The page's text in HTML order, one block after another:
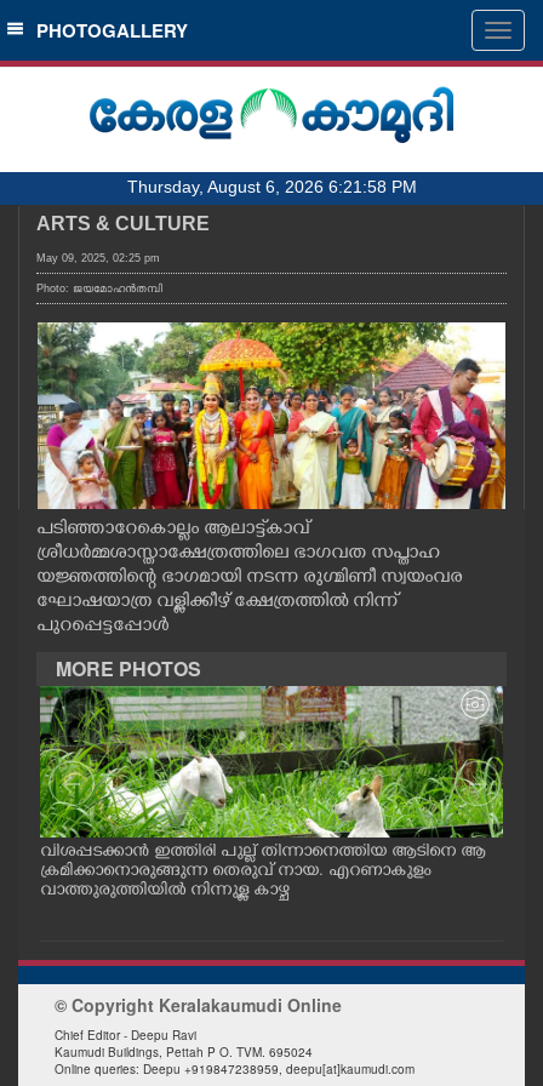
SECTIONS
HOME
NOTIFIED NEWS
KERALA
LOCAL
OBITUARY
NEWS 360
CASE DIARY
CINEMA
OPINION
PHOTOS
LIFESTYLE
INFO+
ART
PHOTOGALLERY
Thursday, August 6, 2026 6:21:58 PM
ARTS & CULTURE
May 09, 2025, 02:25 pm
Photo: ജയമോഹൻതമ്പി
പടിഞ്ഞാറേകൊല്ലം ആലാട്ട്കാവ്
ശ്രീധർമ്മശാസ്താക്ഷേത്രത്തിലെ ഭാഗവത സപ്താഹ
യജ്ഞത്തിന്റെ ഭാഗമായി നടന്ന രുഗ്മിണീ സ്വയംവര
ഘോഷയാത്ര വള്ളിക്കീഴ് ക്ഷേത്രത്തിൽ നിന്ന്
പുറപ്പെട്ടപ്പോൾ
MORE PHOTOS
വിശപ്പടക്കാൻ ഇത്തിരി പുല്ല് തിന്നാനെത്തിയ ആടിനെ ആ
ക്രമിക്കാനൊരുങ്ങുന്ന തെരുവ് നായ. എറണാകുളം
വാത്തുരുത്തിയിൽ നിന്നുള്ള കാഴ്ച
© Copyright Keralakaumudi Online
Chief Editor - Deepu Ravi
Kaumudi Buildings, Pettah P O. TVM. 695024
Online queries: Deepu +919847238959, deepu[at]kaumudi.com